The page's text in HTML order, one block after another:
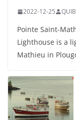
2022-12-25
Pointe Saint-
Lighthouse is a
Mathieu in